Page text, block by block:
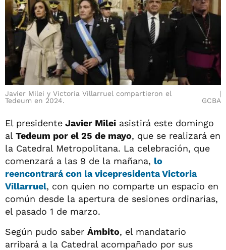
Javier Milei y Victoria Villarruel compartieron el
Tedeum en 2024.
GCBA
El presidente Javier Milei asistirá este domingo
al Tedeum por el 25 de mayo, que se realizará en
la Catedral Metropolitana. La celebración, que
comenzará a las 9 de la mañana, lo
reencontrará con la vicepresidentaVictoria
Villarruel, con quien no comparte un espacio en
común desde la apertura de sesiones ordinarias,
el pasado 1 de marzo.
Según pudo saber Ámbito, el mandatario
arribará a la Catedral acompañado por sus